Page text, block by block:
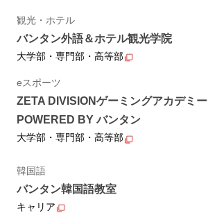
観光・ホテル
バンタン外語＆ホテル観光学院
大学部・専門部・高等部
eスポーツ
ZETA DIVISIONゲーミングアカデミー
POWERED BY バンタン
大学部・専門部・高等部
韓国語
バンタン韓国語教室
キャリア